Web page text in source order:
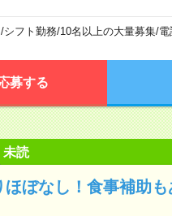
/シフト勤務/10名以上の大量募集/電
募する
未読
ぼなし！食事補助